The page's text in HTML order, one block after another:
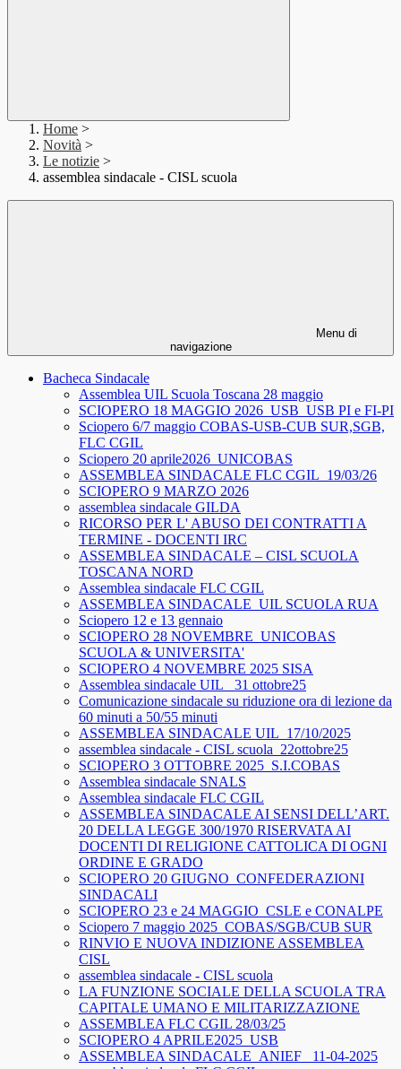
Home >
Novità >
Le notizie >
assemblea sindacale - CISL scuola
Menu di
navigazione
Bacheca Sindacale
Assemblea UIL Scuola Toscana 28 maggio
SCIOPERO 18 MAGGIO 2026_USB_USB PI e FI-PI
Sciopero 6/7 maggio COBAS-USB-CUB SUR,SGB,
FLC CGIL
Sciopero 20 aprile2026_UNICOBAS
ASSEMBLEA SINDACALE FLC CGIL_19/03/26
SCIOPERO 9 MARZO 2026
assemblea sindacale GILDA
RICORSO PER L' ABUSO DEI CONTRATTI A
TERMINE - DOCENTI IRC
ASSEMBLEA SINDACALE – CISL SCUOLA
TOSCANA NORD
Assemblea sindacale FLC CGIL
ASSEMBLEA SINDACALE_UIL SCUOLA RUA
Sciopero 12 e 13 gennaio
SCIOPERO 28 NOVEMBRE_UNICOBAS
SCUOLA & UNIVERSITA'
SCIOPERO 4 NOVEMBRE 2025 SISA
Assemblea sindacale UIL_ 31 ottobre25
Comunicazione sindacale su riduzione ora di lezione da
60 minuti a 50/55 minuti
ASSEMBLEA SINDACALE UIL_17/10/2025
assemblea sindacale - CISL scuola_22ottobre25
SCIOPERO 3 OTTOBRE 2025_S.I.COBAS
Assemblea sindacale SNALS
Assemblea sindacale FLC CGIL
ASSEMBLEA SINDACALE AI SENSI DELL’ART.
20 DELLA LEGGE 300/1970 RISERVATA AI
DOCENTI DI RELIGIONE CATTOLICA DI OGNI
ORDINE E GRADO
SCIOPERO 20 GIUGNO_CONFEDERAZIONI
SINDACALI
SCIOPERO 23 e 24 MAGGIO_CSLE e CONALPE
Sciopero 7 maggio 2025_COBAS/SGB/CUB SUR
RINVIO E NUOVA INDIZIONE ASSEMBLEA
CISL
assemblea sindacale - CISL scuola
LA FUNZIONE SOCIALE DELLA SCUOLA TRA
CAPITALE UMANO E MILITARIZZAZIONE
ASSEMBLEA FLC CGIL 28/03/25
SCIOPERO 4 APRILE2025_USB
ASSEMBLEA SINDACALE_ANIEF_ 11-04-2025